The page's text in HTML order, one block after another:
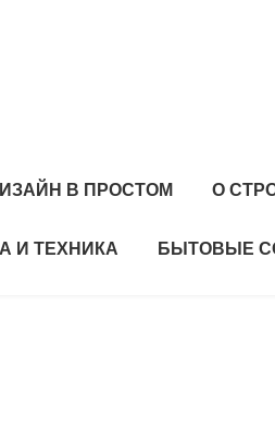
В ПРОСТОМ О
И ТЕХНИКА БЫТОВЫЕ